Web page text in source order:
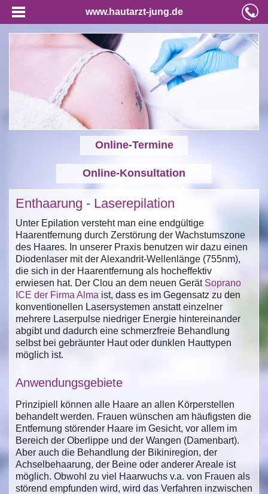
www.hautarzt-jung.de
Online-Termine
Online-Konsultation
Enthaarung - Laserepilation
Unter Epilation versteht man eine endgültige
Haarentfernung durch Zerstörung der Wachstumszone
des Haares. In unserer Praxis benutzen wir dazu einen
Diodenlaser mit der Alexandrit-Wellenlänge (755nm),
die sich in der Haarentfernung als hocheffektiv
erwiesen hat. Der Clou an dem neuen GerätSoprano
ICE der Firma Alma ist, dass es im Gegensatz zu den
konventionellen Lasersystemen anstatt einzelner
mehrere Laserpulse niedriger Energie hintereinander
abgibt und dadurch eine schmerzfreie Behandlung
selbst bei gebräunter Haut oder dunklen Hauttypen
möglich ist.
Anwendungsgebiete
Prinzipiell können alle Haare an allen Körperstellen
behandelt werden. Frauen wünschen am häufigsten die
Entfernung störender Haare im Gesicht, vor allem im
Bereich der Oberlippe und der Wangen (Damenbart).
Aber auch die Behandlung der Bikiniregion, der
Achselbehaarung, der Beine oder anderer Areale ist
möglich. Obwohl zu viel Haarwuchs v.a. von Frauen als
störend empfunden wird, wird das Verfahren inzwischen